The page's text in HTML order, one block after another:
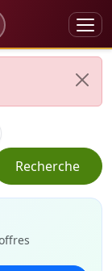
Recherche